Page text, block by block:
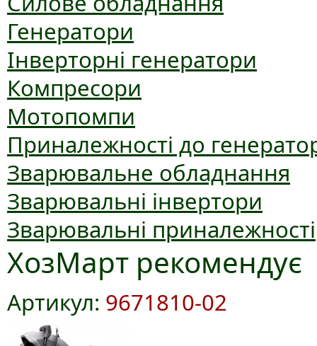
Генератори
Інверторні генератори
Компресори
Мотопомпи
Приналежності до
Зварювальне обладнання
Зварювальні інвертори
Зварювальні приналежності
ХозМарт рекомендує
Артикул: 9671810-02